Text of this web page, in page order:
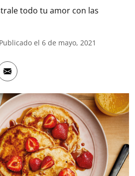
todo tu amor con las
Publicado el 6 de mayo, 2021